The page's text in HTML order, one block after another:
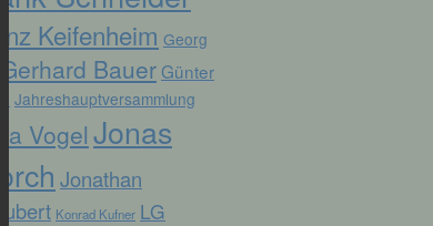
Keifenheim Georg
Gerhard Bauer Günter
Jahreshauptversammlung
VogelJonas
Jonathan
Konrad Kufner LG